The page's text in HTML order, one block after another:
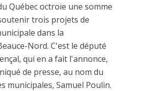
Québec octroie une somme
trois projets de
dans la
Nord. C'est le député
qui en a fait l'annonce,
de presse, au nom du
municipales, Samuel Poulin.